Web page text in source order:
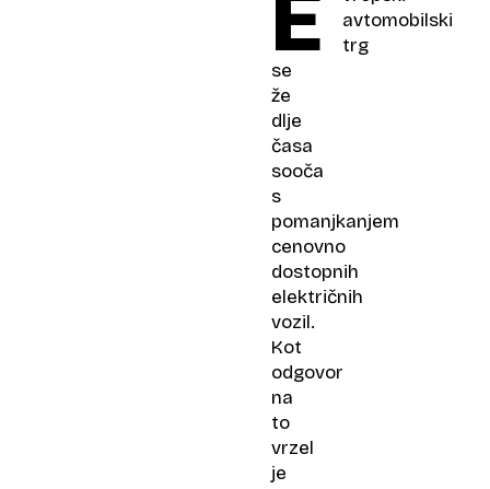
avtomobilski
trg
se
že
dlje
časa
sooča
s
pomanjkanjem
cenovno
dostopnih
električnih
vozil.
Kot
odgovor
na
to
vrzel
je